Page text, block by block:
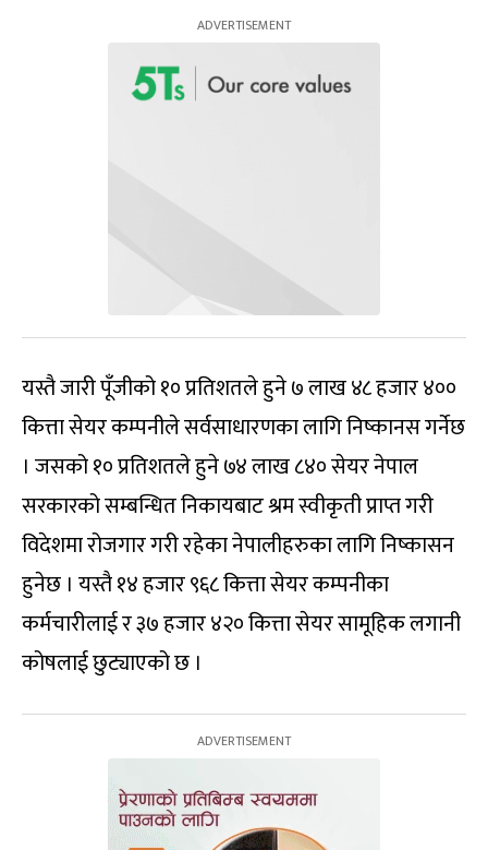
यस्तै जारी पूँजीको १० प्रतिशतले हुने ७ लाख ४८ हजार ४००
कित्ता सेयर कम्पनीले सर्वसाधारणका लागि निष्कानस गर्नेछ
। जसको १० प्रतिशतले हुने ७४ लाख ८४० सेयर नेपाल
सरकारको सम्बन्धित निकायबाट श्रम स्वीकृती प्राप्त गरी
विदेशमा रोजगार गरी रहेका नेपालीहरुका लागि निष्कासन
हुनेछ । यस्तै १४ हजार ९६८ कित्ता सेयर कम्पनीका
कर्मचारीलाई र ३७ हजार ४२० कित्ता सेयर सामूहिक लगानी
कोषलाई छुट्याएको छ ।